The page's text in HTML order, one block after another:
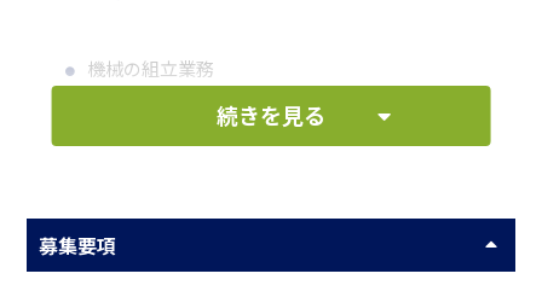
機械の組立業務
その他付随する業務
株式会社 ミヤザキテックは、大型天井クレーンをはじめとす
続きを見る
募集要項